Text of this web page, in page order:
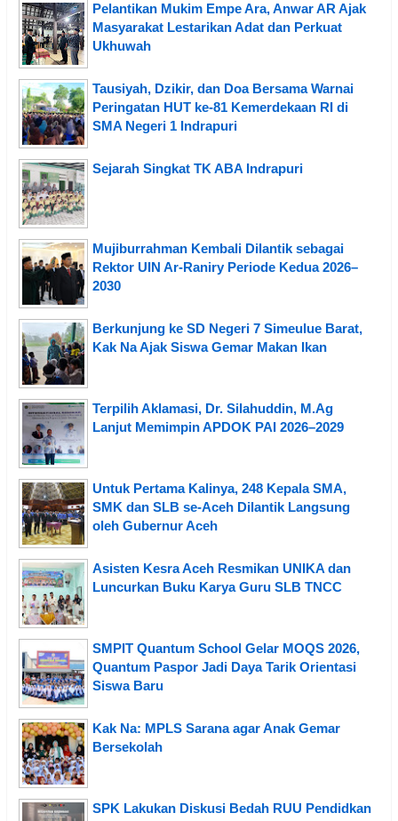
Pelantikan Mukim Empe Ara, Anwar AR Ajak
Masyarakat Lestarikan Adat dan Perkuat
Ukhuwah
Tausiyah, Dzikir, dan Doa Bersama Warnai
Peringatan HUT ke-81 Kemerdekaan RI di
SMA Negeri 1 Indrapuri
Sejarah Singkat TK ABA Indrapuri
Mujiburrahman Kembali Dilantik sebagai
Rektor UIN Ar-Raniry Periode Kedua 2026–
2030
Berkunjung ke SD Negeri 7 Simeulue Barat,
Kak Na Ajak Siswa Gemar Makan Ikan
Terpilih Aklamasi, Dr. Silahuddin, M.Ag
Lanjut Memimpin APDOK PAI 2026–2029
Untuk Pertama Kalinya, 248 Kepala SMA,
SMK dan SLB se-Aceh Dilantik Langsung
oleh Gubernur Aceh
Asisten Kesra Aceh Resmikan UNIKA dan
Luncurkan Buku Karya Guru SLB TNCC
SMPIT Quantum School Gelar MOQS 2026,
Quantum Paspor Jadi Daya Tarik Orientasi
Siswa Baru
Kak Na: MPLS Sarana agar Anak Gemar
Bersekolah
SPK Lakukan Diskusi Bedah RUU Pendidkan